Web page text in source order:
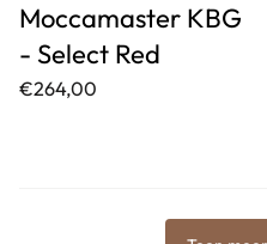
Moccamaster KBG
- Select Red
€264,00